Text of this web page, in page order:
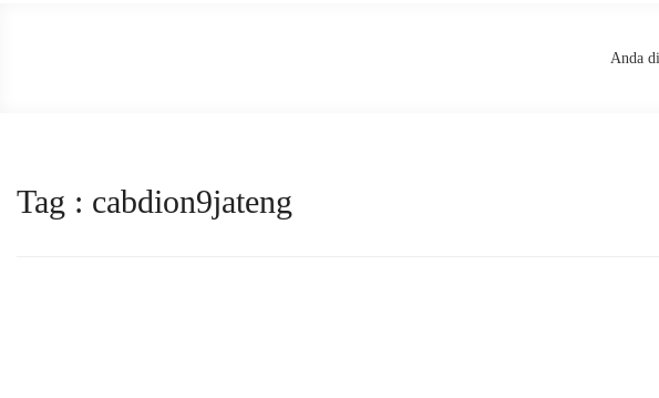
Anda
Tag : cabdion9jateng